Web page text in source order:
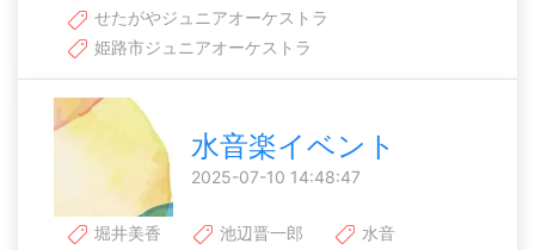
せたがやジュニアオーケストラ
姫路市ジュニアオーケストラ
水音楽イベント
2025-07-10 14:48:47
堀井美香 池辺晋一郎 水音